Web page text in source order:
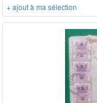
+ ajout à ma sélection